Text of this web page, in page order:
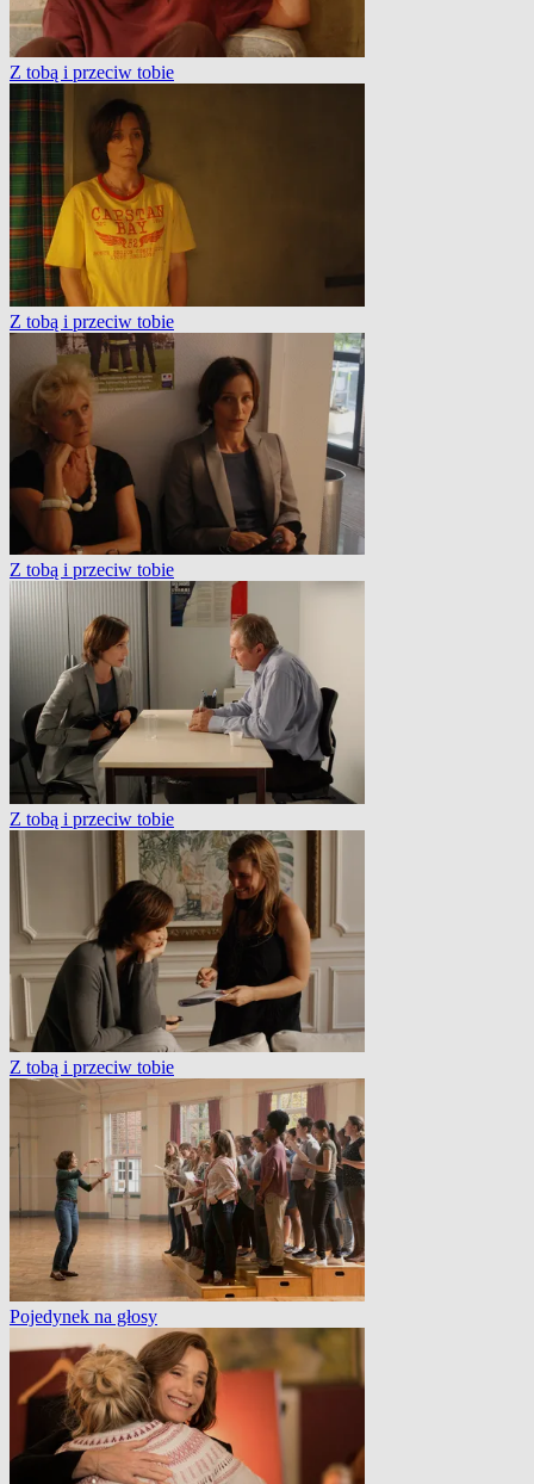
Z tobą i przeciw tobie
Z tobą i przeciw tobie
Z tobą i przeciw tobie
Z tobą i przeciw tobie
Z tobą i przeciw tobie
Pojedynek na głosy